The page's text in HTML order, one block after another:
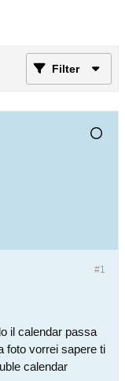
Filter
#1
il calendar passa
foto vorrei sapere ti
calendar